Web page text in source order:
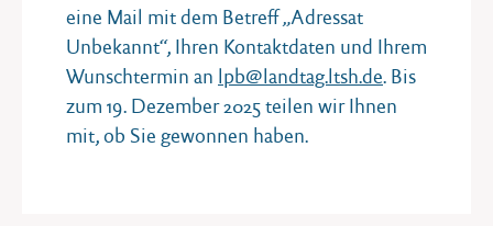
eine Mail mit dem Betreff „Adressat
Unbekannt“, Ihren Kontaktdaten und Ihrem
Wunschtermin an lpb@landtag.ltsh.de. Bis
zum 19. Dezember 2025 teilen wir Ihnen
mit, ob Sie gewonnen haben.